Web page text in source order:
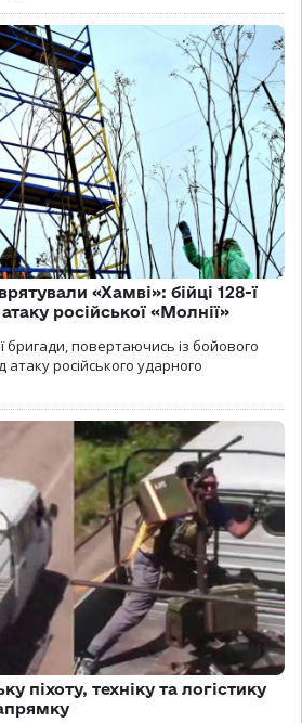
«Хамві»: бійці 128-ї
російської «Молнії»
бригади, повертаючись із бойового
російського ударного
піхоту, техніку та логістику